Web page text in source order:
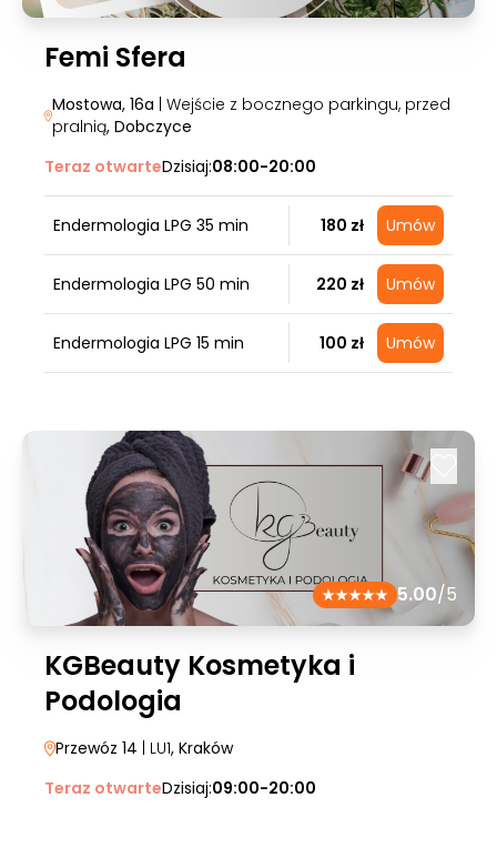
Femi Sfera
Mostowa, 16a | Wejście z bocznego parkingu, przed
pralnią, Dobczyce
Teraz otwarteDzisiaj:08:00-20:00
Endermologia LPG 35 min 180 zł Umów
Endermologia LPG 50 min 220 zł Umów
Endermologia LPG 15 min 100 zł Umów
5.00/5
KGBeauty Kosmetyka i
Podologia
Przewóz 14 | LU1, Kraków
Teraz otwarteDzisiaj:09:00-20:00